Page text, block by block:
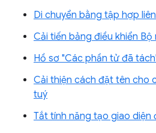
Di chuyển bằng tập hợp
Cải tiến bảng điều khiển Bộ
Hồ sơ "Các phần tử đã
Cải thiện cách đặt tên cho
tuý
Tắt tính năng tạo giao diện